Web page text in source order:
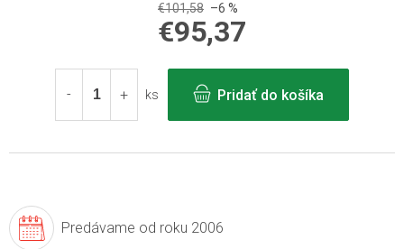
€101,58 –6 %
€95,37
cena:
ks
Pridať do košíka
Predávame od roku 2006